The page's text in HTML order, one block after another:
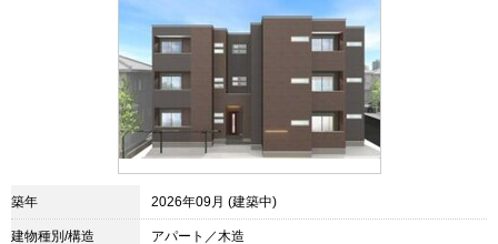
築年 2026年09月 (建築中)
建物種別/構造 アパート／木造